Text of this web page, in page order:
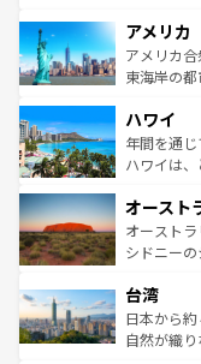
ンツ一覧を
の建物が
博物館も
ことがで
ば市内交通
着のスイ
アメリカ
アメリカ
東海岸の
のような巨
ンメント
西部には
部のニュー
文化が魅
しみなが
ならではの贅沢な
情報はコ
ハワイ
年間を通
ハワイは
ワイ島は見
島だが、
おすすめ
れるおも
人々、お
ク、伝統
オースト
オースト
シドニー
リアリーフ
ク）、タ
ど、見ど
台湾
日本から
自然が織